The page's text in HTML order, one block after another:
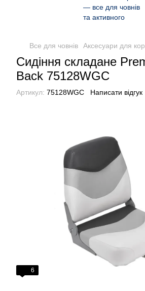
Все для човнів Аксесуари для
Сидіння складане
Back 75128WGC
Артикул: 75128WGC Написати відгук
6